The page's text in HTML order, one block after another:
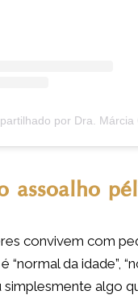
assoalho
convivem com
“normal da idade”,
simplesmente algo